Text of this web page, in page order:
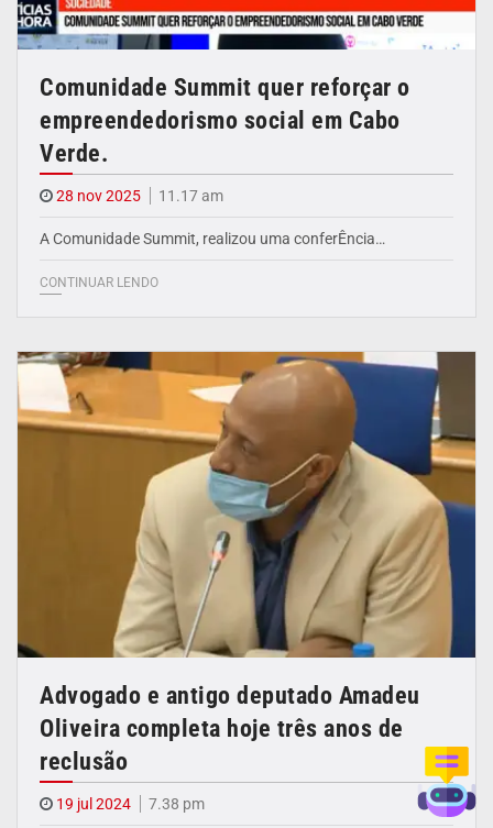
Comunidade Summit quer reforçar o
empreendedorismo social em Cabo
Verde.
28 nov 2025 11.17 am
A Comunidade Summit, realizou uma conferÊncia…
CONTINUAR LENDO
Advogado e antigo deputado Amadeu
Oliveira completa hoje três anos de
reclusão
19 jul 2024 7.38 pm